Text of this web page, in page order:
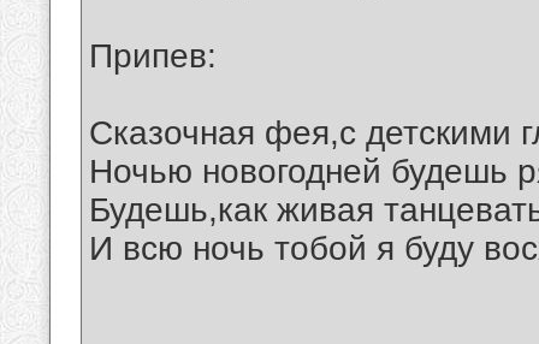
Припев:
Сказочная фея,с детскими
Ночью новогодней будешь
Будешь,как живая
И всю ночь тобой я буду